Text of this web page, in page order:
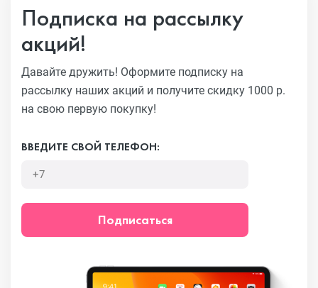
Подписка на рассылку
акций!
Давайте дружить! Оформите подписку на
рассылку наших акций и получите скидку 1000 р.
на свою первую покупку!
ВВЕДИТЕ СВОЙ ТЕЛЕФОН:
Подписаться